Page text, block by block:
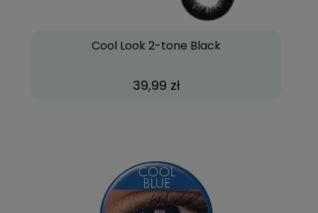
Cool Look 2-tone Black
39,99 zł